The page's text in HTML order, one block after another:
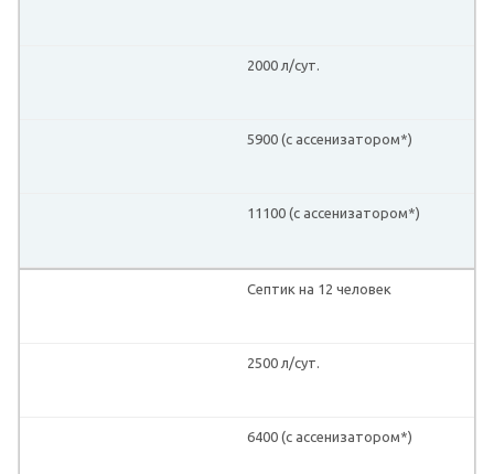
2000 л/сут.
5900 (с ассенизатором*)
11100 (с ассенизатором*)
Септик на 12 человек
2500 л/сут.
6400 (с ассенизатором*)